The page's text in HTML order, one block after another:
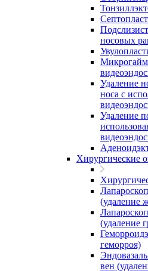
носовых
Удаление
носа с
Удаление
Хирургические
(удаление
(удаление
геморроя)
вен